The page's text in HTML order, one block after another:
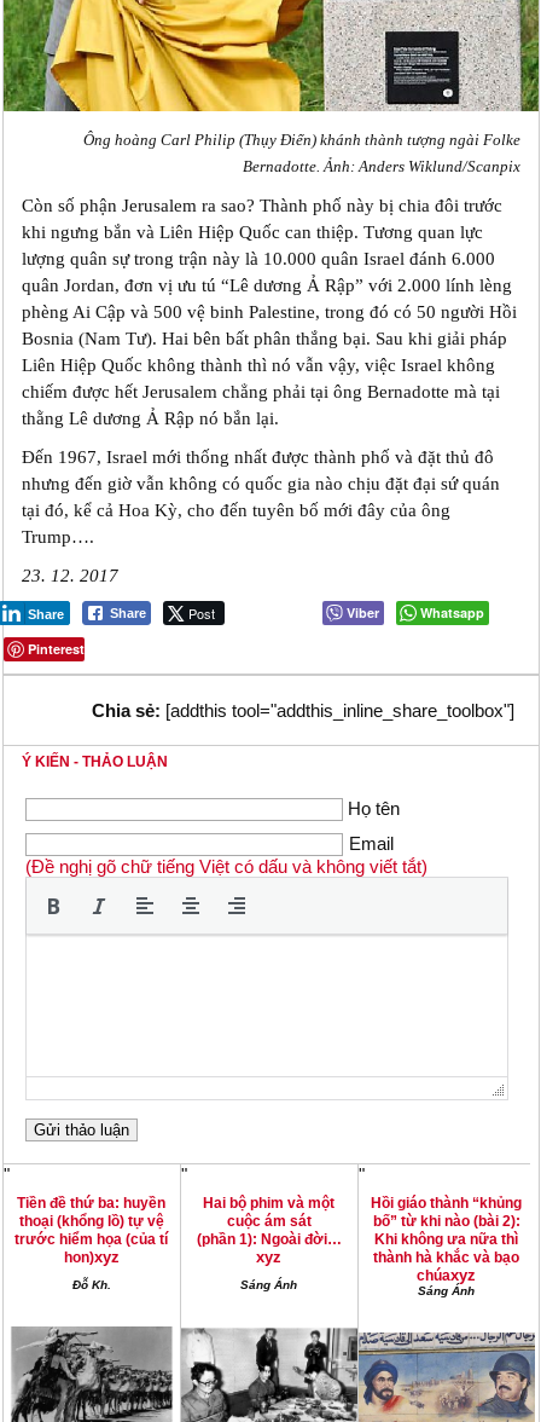
Ông hoàng Carl Philip (Thụy Điển) khánh thành tượng ngài Folke
Bernadotte. Ảnh: Anders Wiklund/Scanpix
Còn số phận Jerusalem ra sao? Thành phố này bị chia đôi trước
khi ngưng bắn và Liên Hiệp Quốc can thiệp. Tương quan lực
lượng quân sự trong trận này là 10.000 quân Israel đánh 6.000
quân Jordan, đơn vị ưu tú “Lê dương Ả Rập” với 2.000 lính lèng
phèng Ai Cập và 500 vệ binh Palestine, trong đó có 50 người Hồi
Bosnia (Nam Tư). Hai bên bất phân thắng bại. Sau khi giải pháp
Liên Hiệp Quốc không thành thì nó vẫn vậy, việc Israel không
chiếm được hết Jerusalem chẳng phải tại ông Bernadotte mà tại
thằng Lê dương Ả Rập nó bắn lại.
Đến 1967, Israel mới thống nhất được thành phố và đặt thủ đô
nhưng đến giờ vẫn không có quốc gia nào chịu đặt đại sứ quán
tại đó, kể cả Hoa Kỳ, cho đến tuyên bố mới đây của ông
Trump….
23. 12. 2017
Share Post
Share Viber
Whatsapp
Pinterest
Chia sẻ: [addthis tool="addthis_inline_share_toolbox"]
Ý KIẾN - THẢO LUẬN
Họ tên
Email
(Đề nghị gõ chữ tiếng Việt có dấu và không viết tắt)
"
Tiền đề thứ ba: huyền
thoại (khổng lồ) tự vệ
trước hiểm họa (của tí
hon)xyz
Đỗ Kh.
"
Hai bộ phim và một
cuộc ám sát
(phần 1): Ngoài đời…
xyz
Sáng Ánh
"
Hồi giáo thành “khủng
bố” từ khi nào (bài 2):
Khi không ưa nữa thì
thành hà khắc và bạo
chúaxyz
Sáng Ánh